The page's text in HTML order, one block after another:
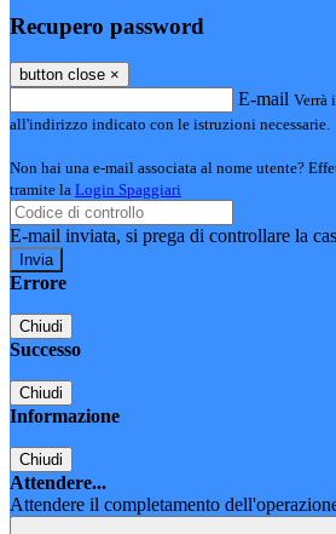
Recupero password
button close ×
E-mail Verrà
all'indirizzo indicato con le istruzioni necessarie.
Non hai una e-mail associata al nome utente?
tramite la Login Spaggiari
E-mail inviata, si prega di controllare la
Errore
Chiudi
Successo
Chiudi
Informazione
Chiudi
Attendere...
Attendere il completamento